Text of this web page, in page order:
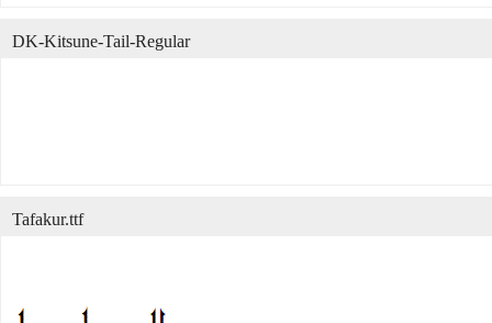
DK-Kitsune-Tail-Regular
Tafakur.ttf